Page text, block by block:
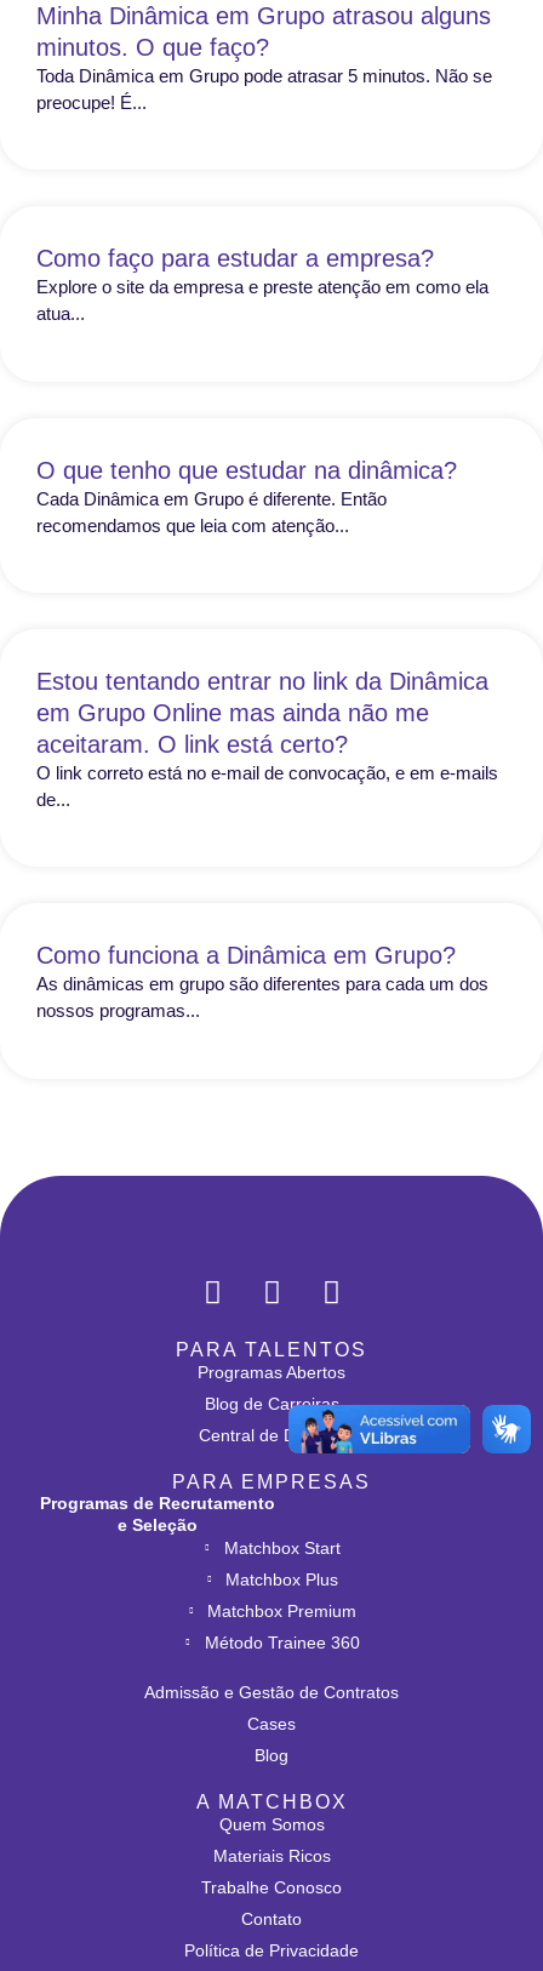
Minha Dinâmica em Grupo atrasou alguns
minutos. O que faço?
Toda Dinâmica em Grupo pode atrasar 5 minutos. Não se
preocupe! É...
Como faço para estudar a empresa?
Explore o site da empresa e preste atenção em como ela
atua...
O que tenho que estudar na dinâmica?
Cada Dinâmica em Grupo é diferente. Então
recomendamos que leia com atenção...
Estou tentando entrar no link da Dinâmica
em Grupo Online mas ainda não me
aceitaram. O link está certo?
O link correto está no e-mail de convocação, e em e-mails
de...
Como funciona a Dinâmica em Grupo?
As dinâmicas em grupo são diferentes para cada um dos
nossos programas...
PARA TALENTOS
Programas Abertos
Blog de Carreiras
Central de Dúvidas
PARA EMPRESAS
Programas de Recrutamento
e Seleção
Matchbox Start
Matchbox Plus
Matchbox Premium
Método Trainee 360
Admissão e Gestão de Contratos
Cases
Blog
A MATCHBOX
Quem Somos
Materiais Ricos
Trabalhe Conosco
Contato
Política de Privacidade